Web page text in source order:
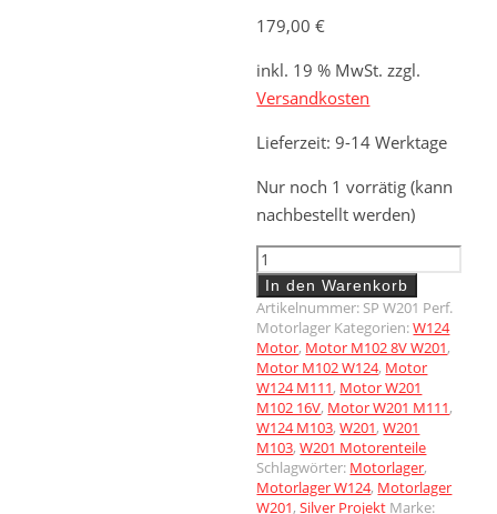
179,00€
inkl. 19 % MwSt. zzgl.
Versandkosten
Lieferzeit:9-14 Werktage
Nur noch 1 vorrätig (kann
nachbestellt werden)
Verstärkte
Motorlager
für
W124
&
W201
(190er)
Menge
In den Warenkorb
Artikelnummer: SP W201 Perf.
Motorlager Kategorien:W124
Motor, Motor M102 8V W201,
Motor M102 W124, Motor
W124 M111, Motor W201
M102 16V, Motor W201 M111,
W124 M103,W201,W201
M103,W201 Motorenteile
Schlagwörter: Motorlager,
Motorlager W124, Motorlager
W201,Silver Projekt Marke: